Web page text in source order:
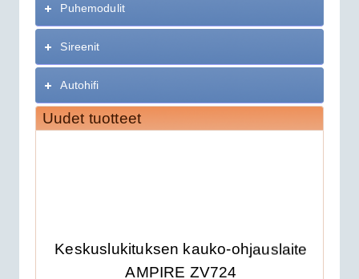
Puhemodulit
Sireenit
Autohifi
Uudet tuotteet
AMPIRE ZV724